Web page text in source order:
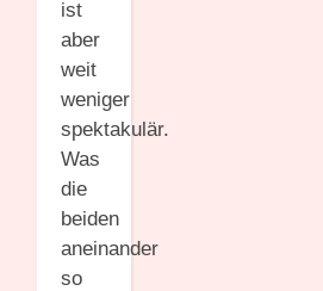
ist
aber
weit
weniger
spektakulär.
Was
die
beiden
aneinander
so